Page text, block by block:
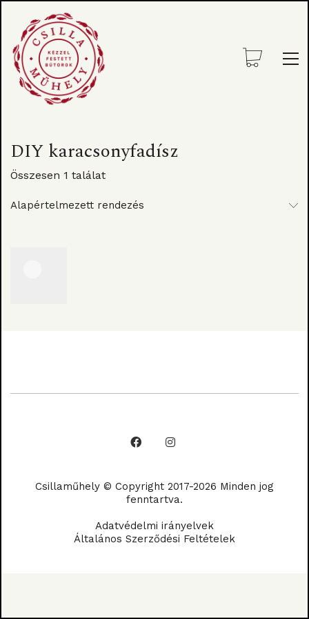
DIY karacsonyfadísz
Összesen 1 találat
Alapértelmezett rendezés
Csillaműhely © Copyright 2017-2026 Minden jog
fenntartva.
Adatvédelmi irányelvek
Általános Szerződési Feltételek